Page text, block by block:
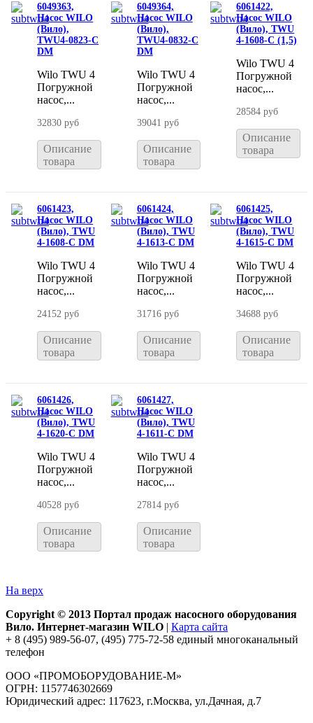
6049363,
Насос WILO
(Вило),
TWU4-0823-C
DM
Wilo TWU 4
Погружной
насос,...
32830 руб
Описание
товара
6049364,
Насос WILO
(Вило),
TWU4-0832-C
DM
Wilo TWU 4
Погружной
насос,...
39041 руб
Описание
товара
6061422,
Насос WILO
(Вило), TWU
4-1608-С (1,5)
Wilo TWU 4
Погружной
насос,...
28584 руб
Описание
товара
6061423,
Насос WILO
(Вило), TWU
4-1608-С DM
Wilo TWU 4
Погружной
насос,...
24152 руб
Описание
товара
6061424,
Насос WILO
(Вило), TWU
4-1613-С DM
Wilo TWU 4
Погружной
насос,...
31716 руб
Описание
товара
6061425,
Насос WILO
(Вило), TWU
4-1615-С DM
Wilo TWU 4
Погружной
насос,...
34688 руб
Описание
товара
6061426,
Насос WILO
(Вило), TWU
4-1620-С DM
Wilo TWU 4
Погружной
насос,...
40528 руб
Описание
товара
6061427,
Насос WILO
(Вило), TWU
4-1611-С DM
Wilo TWU 4
Погружной
насос,...
27814 руб
Описание
товара
На верх
Copyright © 2013 Портал продаж насосного оборудования
Вило. Интернет-магазин WILO | Карта сайта
+ 8 (495) 989-56-07, (495) 775-72-58 единый многоканальный
телефон
ООО «ПРОМОБОРУДОВАНИЕ-М»
ОГРН: 1157746302669
Юридический адрес: 117623, г.Москва, ул.Дачная, д.7